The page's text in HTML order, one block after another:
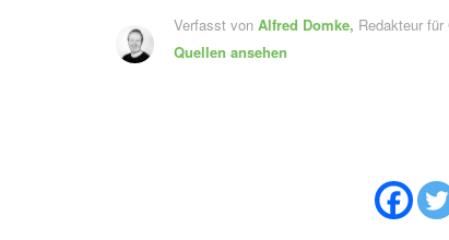
Verfasst von Alfred Domke, Redakteur
Quellen ansehen